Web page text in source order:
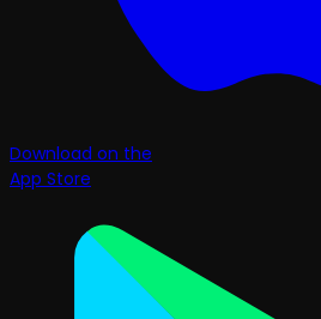
Download on the
App Store